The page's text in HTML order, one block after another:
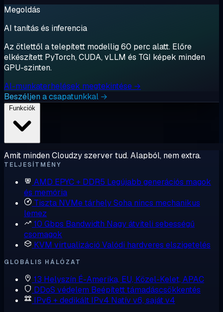
Megoldás
AI tanítás és inferencia
Az ötlettől a telepített modellig 60 perc alatt. Előre
elkészített PyTorch, CUDA, vLLM és TGI képek minden
GPU-szinten.
AI-munkaterhelések megtekintése →
Beszéljen a csapatunkkal →
Amit minden Cloudzy szerver tud. Alapból, nem extra.
TELJESÍTMÉNY
AMD EPYC + DDR5 Legújabb generációs magok
és memória
Tiszta NVMe tárhelySoha nincs mechanikus
lemez
10 Gbps Bandwidth Nagy átviteli sebességű
csomagok
KVM virtualizáció Valódi hardveres elszigetelés
GLOBÁLIS HÁLÓZAT
13 Helyszín É-Amerika, EU, Közel-Kelet, APAC
DDoS védelem Beépített támadáscsökkentés
IPv6 + dedikált IPv4 Natív v6, saját v4